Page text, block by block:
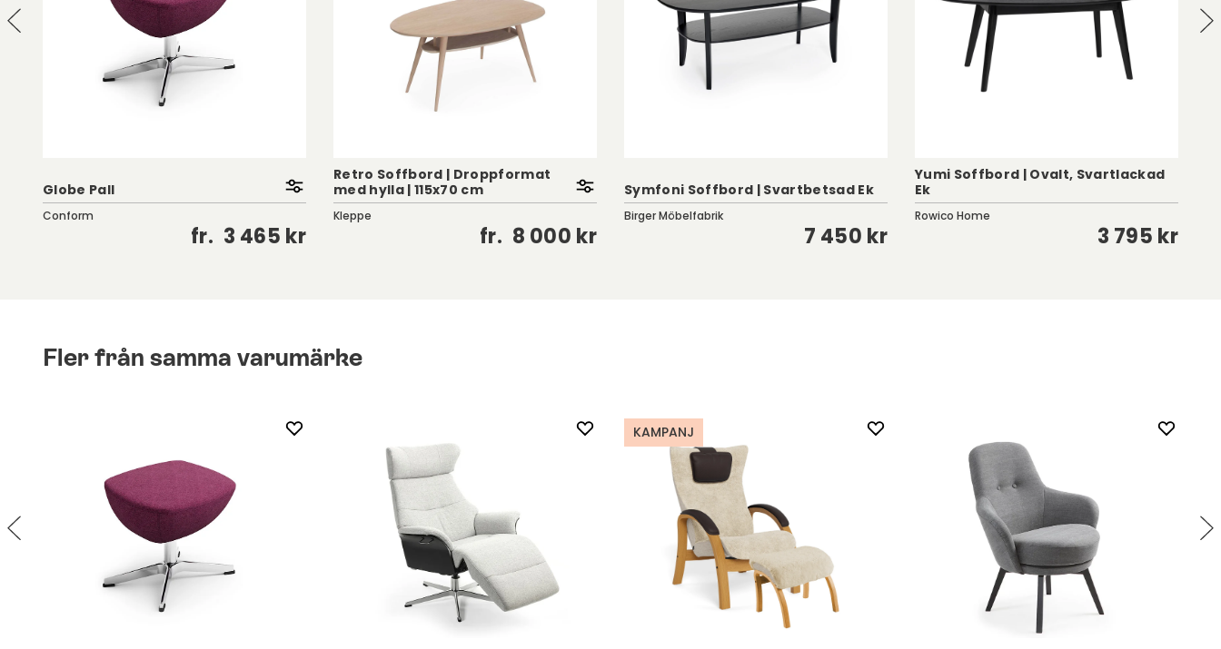
Globe Pall
Conform
fr. 3 465 kr
Retro Soffbord | Droppformat
med hylla | 115x70 cm
Kleppe
fr. 8 000 kr
Symfoni Soffbord | Svartbetsad Ek
Birger Möbelfabrik
7 450 kr
Yumi Soffbord | Ovalt, Svartlackad
Ek
Rowico Home
3 795 kr
Fler från samma varumärke
KAMPANJ